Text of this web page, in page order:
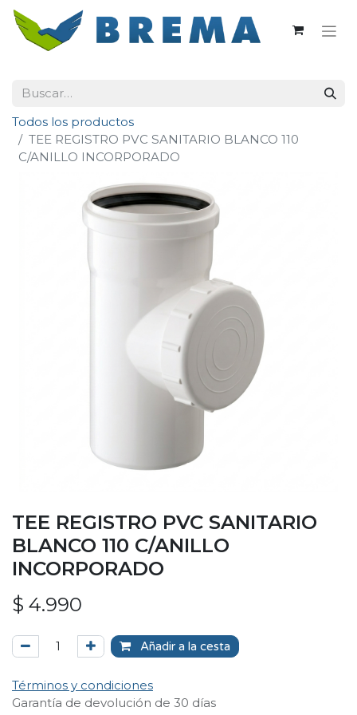
Todos los productos
TEE REGISTRO PVC SANITARIO BLANCO 110
C/ANILLO INCORPORADO
TEE REGISTRO PVC SANITARIO
BLANCO 110 C/ANILLO
INCORPORADO
$ 4.990
Añadir a la cesta
Términos y condiciones
Garantía de devolución de 30 días